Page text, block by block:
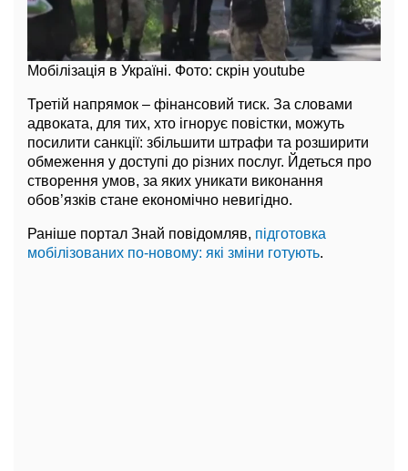
Мобілізація в Україні. Фото: скрін youtube
Третій напрямок – фінансовий тиск. За словами
адвоката, для тих, хто ігнорує повістки, можуть
посилити санкції: збільшити штрафи та розширити
обмеження у доступі до різних послуг. Йдеться про
створення умов, за яких уникати виконання
обов’язків стане економічно невигідно.
Раніше портал Знай повідомляв, підготовка
мобілізованих по-новому: які зміни готують.